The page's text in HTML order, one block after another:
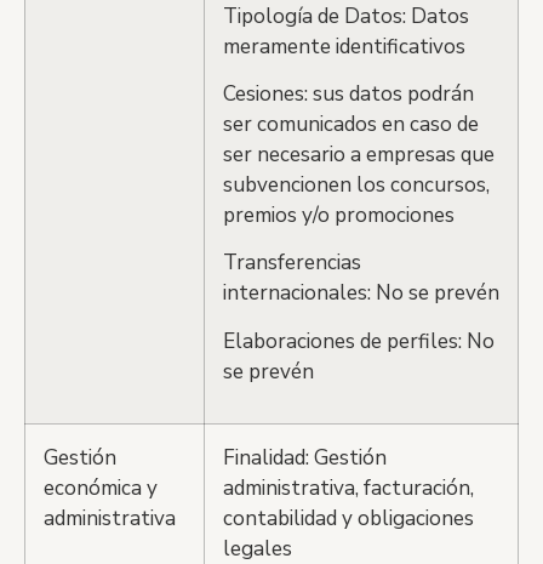
Tipología de Datos: Datos
meramente identificativos
Cesiones: sus datos podrán
ser comunicados en caso de
ser necesario a empresas que
subvencionen los concursos,
premios y/o promociones
Transferencias
internacionales: No se prevén
Elaboraciones de perfiles: No
se prevén
Gestión
económica y
administrativa
Finalidad: Gestión
administrativa, facturación,
contabilidad y obligaciones
legales